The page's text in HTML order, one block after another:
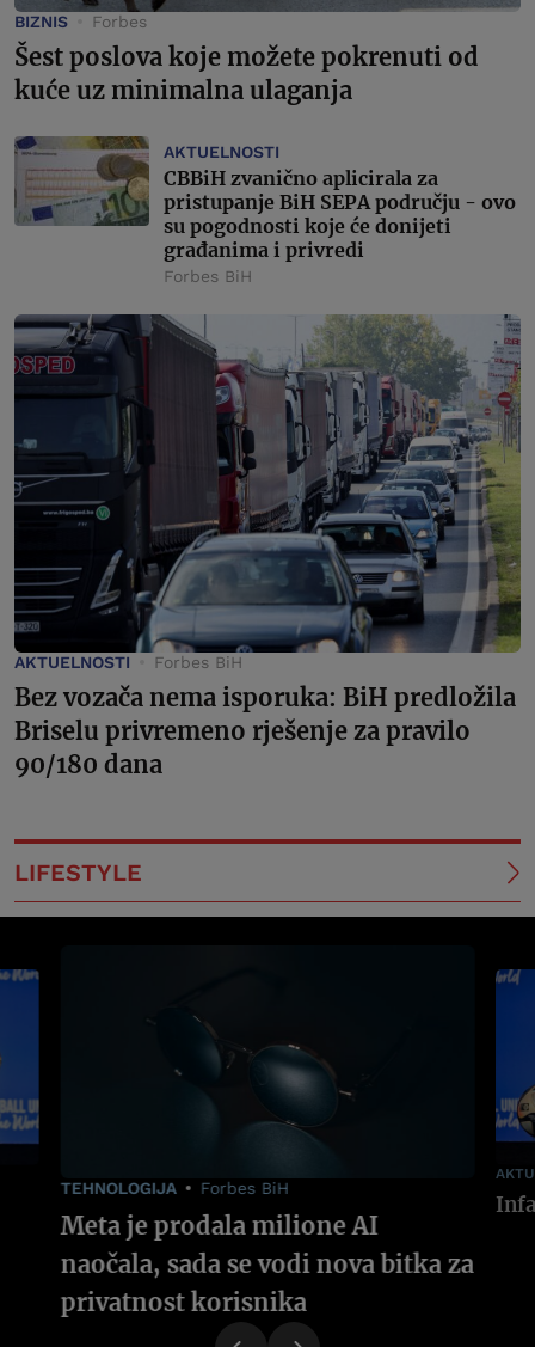
BIZNIS Forbes
Šest poslova koje možete pokrenuti od
kuće uz minimalna ulaganja
AKTUELNOSTI
CBBiH zvanično aplicirala za
pristupanje BiH SEPA području - ovo
su pogodnosti koje će donijeti
građanima i privredi
Forbes BiH
AKTUELNOSTI Forbes BiH
Bez vozača nema isporuka: BiH predložila
Briselu privremeno rješenje za pravilo
90/180 dana
LIFESTYLE
TEHNOLOGIJA Forbes BiH
Meta je prodala milione AI
naočala, sada se vodi nova bitka za
privatnost korisnika